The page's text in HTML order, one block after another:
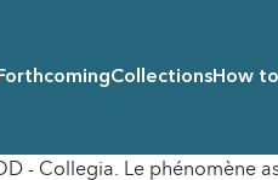
CollectionsHow
- Collegia. Le phénomène